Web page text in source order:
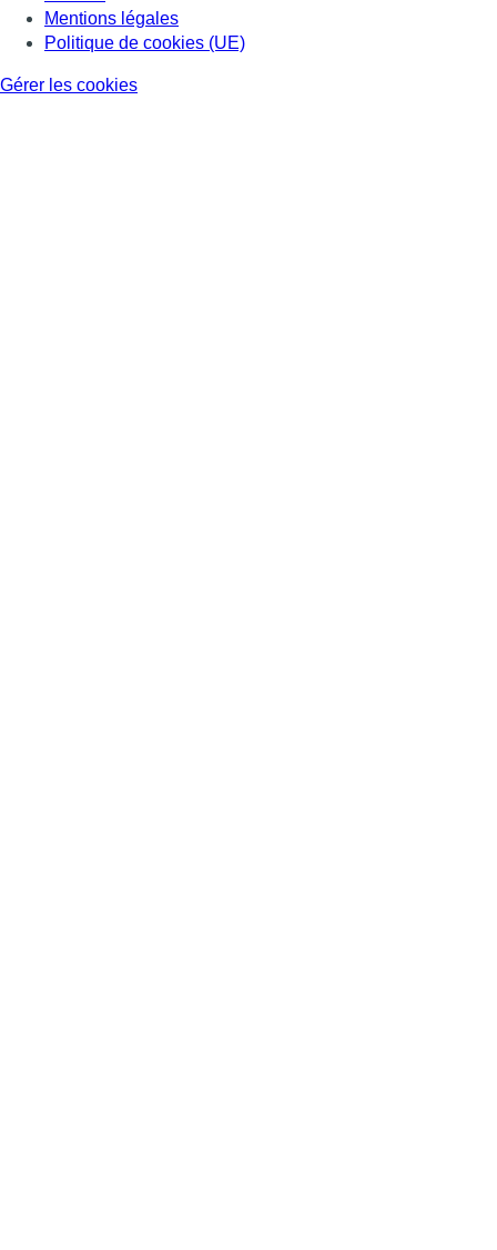
Mentions légales
Politique de cookies (UE)
Gérer les cookies